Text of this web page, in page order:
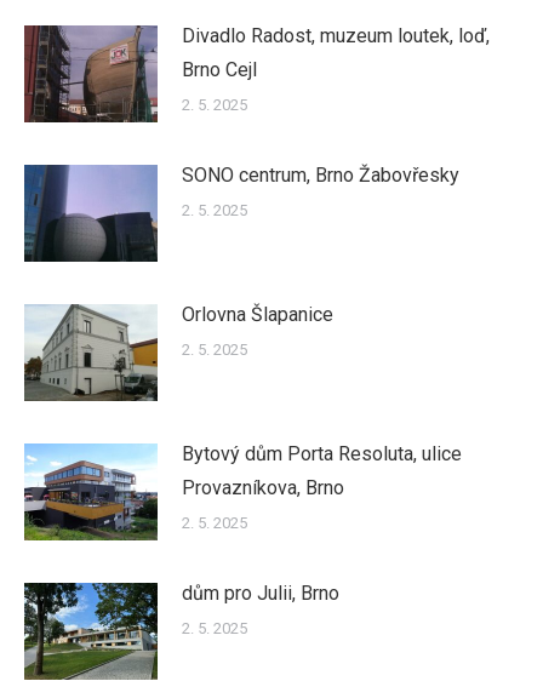
Divadlo Radost, muzeum loutek, loď,
Brno Cejl
2. 5. 2025
SONO centrum, Brno Žabovřesky
2. 5. 2025
Orlovna Šlapanice
2. 5. 2025
Bytový dům Porta Resoluta, ulice
Provazníkova, Brno
2. 5. 2025
dům pro Julii, Brno
2. 5. 2025